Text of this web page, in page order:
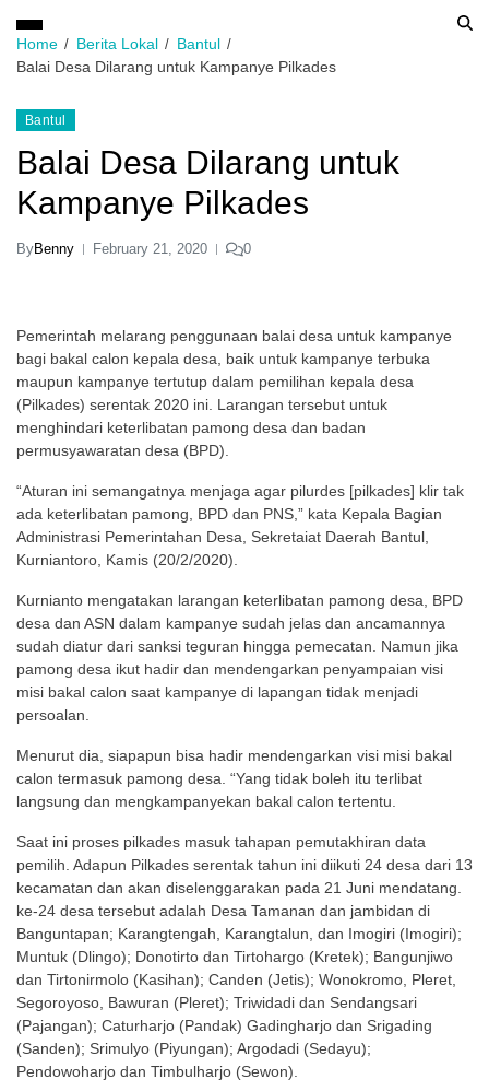
Home Berita Lokal
Bantul
Balai Desa Dilarang untuk Kampanye Pilkades
Bantul
Balai Desa Dilarang untuk
Kampanye Pilkades
ByBenny February 21, 2020 0
Pemerintah melarang penggunaan balai desa untuk kampanye
bagi bakal calon kepala desa, baik untuk kampanye terbuka
maupun kampanye tertutup dalam pemilihan kepala desa
(Pilkades) serentak 2020 ini. Larangan tersebut untuk
menghindari keterlibatan pamong desa dan badan
permusyawaratan desa (BPD).
“Aturan ini semangatnya menjaga agar pilurdes [pilkades] klir tak
ada keterlibatan pamong, BPD dan PNS,” kata Kepala Bagian
Administrasi Pemerintahan Desa, Sekretaiat Daerah Bantul,
Kurniantoro, Kamis (20/2/2020).
Kurnianto mengatakan larangan keterlibatan pamong desa, BPD
desa dan ASN dalam kampanye sudah jelas dan ancamannya
sudah diatur dari sanksi teguran hingga pemecatan. Namun jika
pamong desa ikut hadir dan mendengarkan penyampaian visi
misi bakal calon saat kampanye di lapangan tidak menjadi
persoalan.
Menurut dia, siapapun bisa hadir mendengarkan visi misi bakal
calon termasuk pamong desa. “Yang tidak boleh itu terlibat
langsung dan mengkampanyekan bakal calon tertentu.
Saat ini proses pilkades masuk tahapan pemutakhiran data
pemilih. Adapun Pilkades serentak tahun ini diikuti 24 desa dari 13
kecamatan dan akan diselenggarakan pada 21 Juni mendatang.
ke-24 desa tersebut adalah Desa Tamanan dan jambidan di
Banguntapan; Karangtengah, Karangtalun, dan Imogiri (Imogiri);
Muntuk (Dlingo); Donotirto dan Tirtohargo (Kretek); Bangunjiwo
dan Tirtonirmolo (Kasihan); Canden (Jetis); Wonokromo, Pleret,
Segoroyoso, Bawuran (Pleret); Triwidadi dan Sendangsari
(Pajangan); Caturharjo (Pandak) Gadingharjo dan Srigading
(Sanden); Srimulyo (Piyungan); Argodadi (Sedayu);
Pendowoharjo dan Timbulharjo (Sewon).